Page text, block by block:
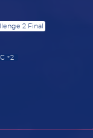
2 Final
+2